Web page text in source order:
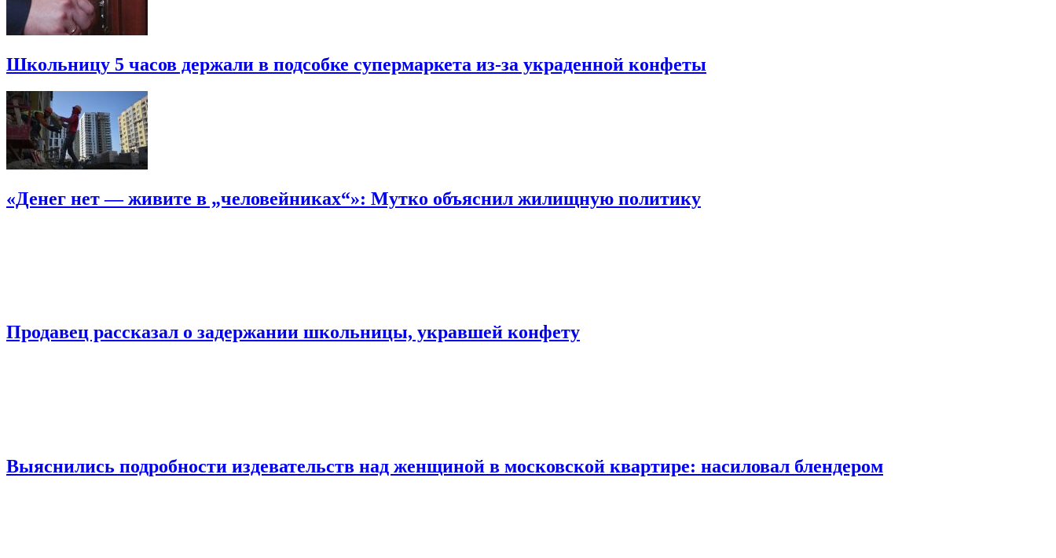
Школьницу 5 часов держали в подсобке супермаркета из-за украденной конфеты
«Денег нет — живите в „человейниках“»: Мутко объяснил жилищную политику
Продавец рассказал о задержании школьницы, укравшей конфету
Выяснились подробности издевательств над женщиной в московской квартире: насиловал блендером